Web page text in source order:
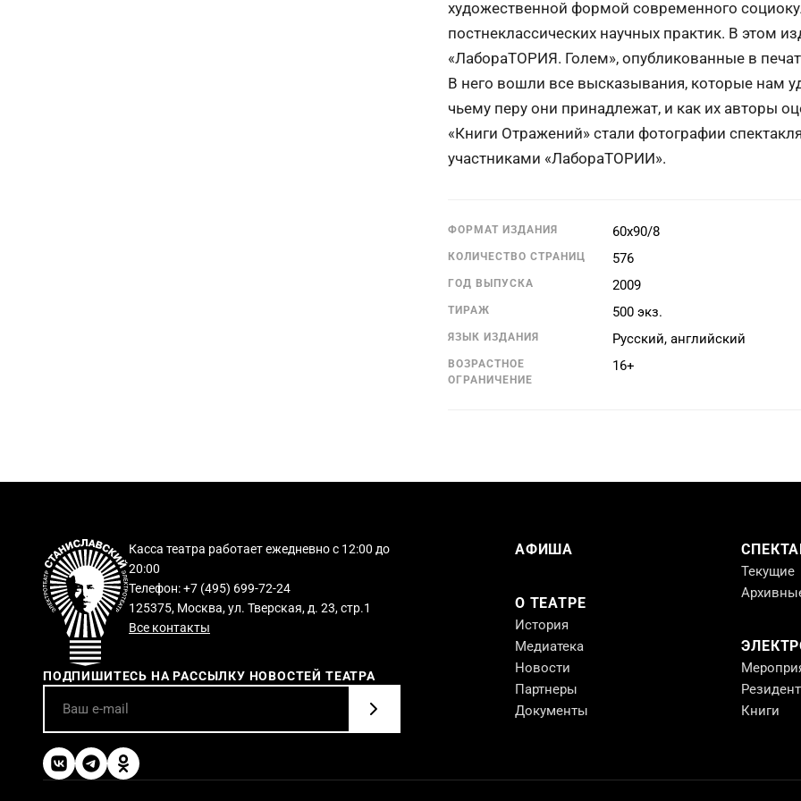
художественной формой современного
постнеклассических научных практик. В этом
«ЛабораТОРИЯ. Голем», опубликованные в
В него вошли все высказывания, которые нам
чьему перу они принадлежат, и как их авторы
«Книги Отражений» стали фотографии
участниками «ЛабораТОРИИ».
ФОРМАТ ИЗДАНИЯ 60x90/8
КОЛИЧЕСТВО СТРАНИЦ 576
ГОД ВЫПУСКА 2009
ТИРАЖ 500 экз.
ЯЗЫК ИЗДАНИЯ Русский, английский
ВОЗРАСТНОЕ
ОГРАНИЧЕНИЕ
16+
Касса театра работает ежедневно с 12:00 до
20:00
Телефон: +7 (495) 699-72-24
125375, Москва, ул. Тверская, д. 23, стр.1
Все контакты
ПОДПИШИТЕСЬ НА РАССЫЛКУ НОВОСТЕЙ ТЕАТРА
АФИША
О ТЕАТРЕ
История
Медиатека
Новости
Партнеры
Документы
Текущие
Книги